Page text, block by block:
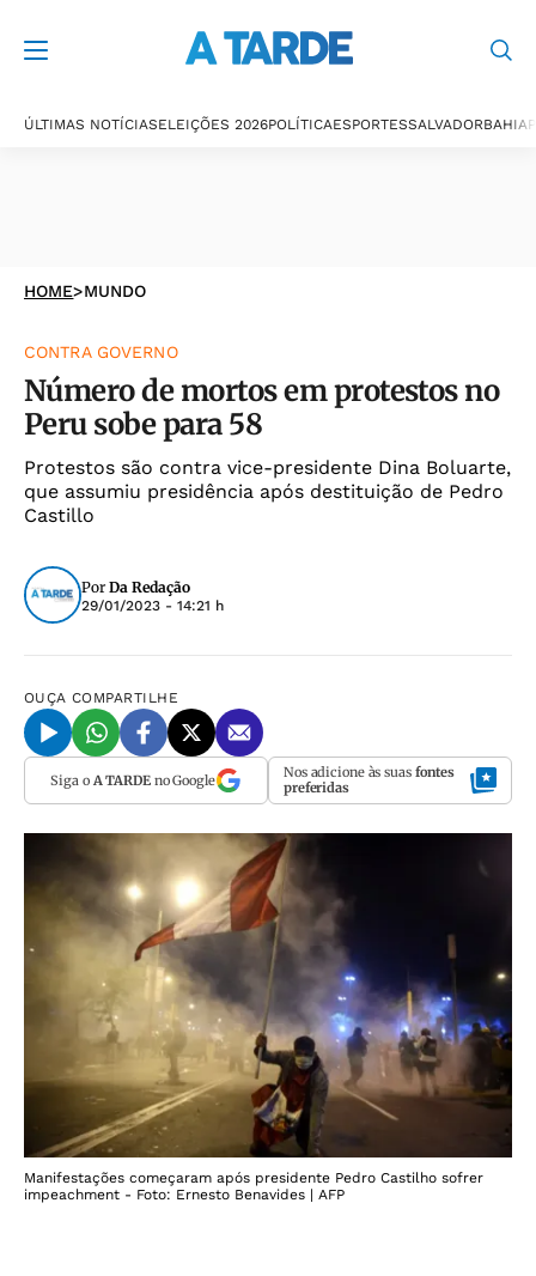
ÚLTIMAS NOTÍCIASELEIÇÕES 2026POLÍTICAESPORTESSALVADORBAHIA
HOME>MUNDO
CONTRA GOVERNO
Número de mortos em protestos no
Peru sobe para 58
Protestos são contra vice-presidente Dina Boluarte,
que assumiu presidência após destituição de Pedro
Castillo
Por Da Redação
29/01/2023 - 14:21 h
OUÇA COMPARTILHE
Siga o A TARDEno Google Nos adicione às suas fontes
preferidas
Manifestações começaram após presidente Pedro Castilho sofrer
impeachment - Foto: Ernesto Benavides | AFP